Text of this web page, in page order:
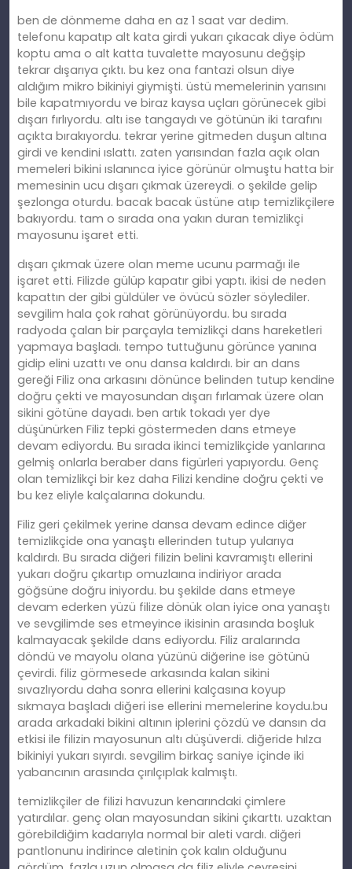
ben de dönmeme daha en az 1 saat var dedim.
telefonu kapatıp alt kata girdi yukarı çıkacak diye ödüm
koptu ama o alt katta tuvalette mayosunu değşip
tekrar dışarıya çıktı. bu kez ona fantazi olsun diye
aldığım mikro bikiniyi giymişti. üstü memelerinin yarısını
bile kapatmıyordu ve biraz kaysa uçları görünecek gibi
dışarı fırlıyordu. altı ise tangaydı ve götünün iki tarafını
açıkta bırakıyordu. tekrar yerine gitmeden duşun altına
girdi ve kendini ıslattı. zaten yarısından fazla açık olan
memeleri bikini ıslanınca iyice görünür olmuştu hatta bir
memesinin ucu dışarı çıkmak üzereydi. o şekilde gelip
şezlonga oturdu. bacak bacak üstüne atıp temizlikçilere
bakıyordu. tam o sırada ona yakın duran temizlikçi
mayosunu işaret etti.
dışarı çıkmak üzere olan meme ucunu parmağı ile
işaret etti. Filizde gülüp kapatır gibi yaptı. ikisi de neden
kapattın der gibi güldüler ve övücü sözler söylediler.
sevgilim hala çok rahat görünüyordu. bu sırada
radyoda çalan bir parçayla temizlikçi dans hareketleri
yapmaya başladı. tempo tuttuğunu görünce yanına
gidip elini uzattı ve onu dansa kaldırdı. bir an dans
gereği Filiz ona arkasını dönünce belinden tutup kendine
doğru çekti ve mayosundan dışarı fırlamak üzere olan
sikini götüne dayadı. ben artık tokadı yer dye
düşünürken Filiz tepki göstermeden dans etmeye
devam ediyordu. Bu sırada ikinci temizlikçide yanlarına
gelmiş onlarla beraber dans figürleri yapıyordu. Genç
olan temizlikçi bir kez daha Filizi kendine doğru çekti ve
bu kez eliyle kalçalarına dokundu.
Filiz geri çekilmek yerine dansa devam edince diğer
temizlikçide ona yanaştı ellerinden tutup yularıya
kaldırdı. Bu sırada diğeri filizin belini kavramıştı ellerini
yukarı doğru çıkartıp omuzlaına indiriyor arada
göğsüne doğru iniyordu. bu şekilde dans etmeye
devam ederken yüzü filize dönük olan iyice ona yanaştı
ve sevgilimde ses etmeyince ikisinin arasında boşluk
kalmayacak şekilde dans ediyordu. Filiz aralarında
döndü ve mayolu olana yüzünü diğerine ise götünü
çevirdi. filiz görmesede arkasında kalan sikini
sıvazlıyordu daha sonra ellerini kalçasına koyup
sıkmaya başladı diğeri ise ellerini memelerine koydu.bu
arada arkadaki bikini altının iplerini çözdü ve dansın da
etkisi ile filizin mayosunun altı düşüverdi. diğeride hılza
bikiniyi yukarı sıyırdı. sevgilim birkaç saniye içinde iki
yabancının arasında çırılçıplak kalmıştı.
temizlikçiler de filizi havuzun kenarındaki çimlere
yatırdılar. genç olan mayosundan sikini çıkarttı. uzaktan
görebildiğim kadarıyla normal bir aleti vardı. diğeri
pantlonunu indirince aletinin çok kalın olduğunu